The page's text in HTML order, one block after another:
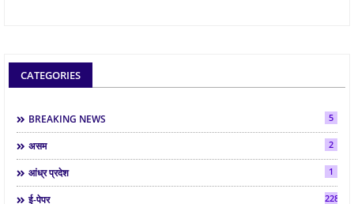
CATEGORIES
BREAKING NEWS 5
असम 2
आंध्र प्रदेश 1
ई-पेपर 2286